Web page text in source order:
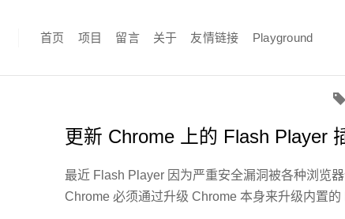
首页 项目 留言 关于 友情链接 Playground
更新 Chrome 上的 Flash Player
最近 Flash Player 因为严重安全漏洞被各种浏览
Chrome 必须通过升级 Chrome 本身来升级内置的